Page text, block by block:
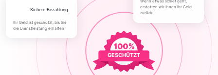
GESCHÜTZT
Sichere Bezahlung
Ihr Geld ist geschützt, bis Sie
die Dienstleistung erhalten
Wenn etwas schief geht,
erstatten wir Ihnen Ihr Geld
zurück